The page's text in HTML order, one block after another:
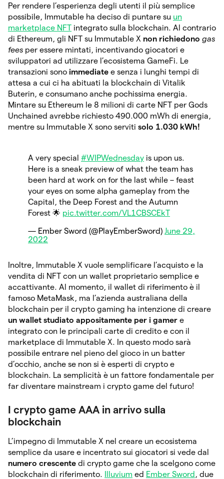
Per rendere l’esperienza degli utenti il più semplice
possibile, Immutable ha deciso di puntare su un
marketplace NFT integrato sulla blockchain. Al contrario
di Ethereum, gli NFT su Immutable X non richiedono gas
fees per essere mintati, incentivando giocatori e
sviluppatori ad utilizzare l’ecosistema GameFi. Le
transazioni sono immediate e senza i lunghi tempi di
attesa a cui ci ha abituati la blockchain di Vitalik
Buterin, e consumano anche pochissima energia.
Mintare su Ethereum le 8 milioni di carte NFT per Gods
Unchained avrebbe richiesto 490.000 mWh di energia,
mentre su Immutable X sono serviti solo 1.030 kWh!
A very special #WIPWednesday is upon us.
Here is a sneak preview of what the team has
been hard at work on for the last while – feast
your eyes on some alpha gameplay from the
Capital, the Deep Forest and the Autumn
Forest 🌟 pic.twitter.com/VL1CBSCEkT
— Ember Sword (@PlayEmberSword) June 29,
2022
Inoltre, Immutable X vuole semplificare l’acquisto e la
vendita di NFT con un wallet proprietario semplice e
accattivante. Al momento, il wallet di riferimento è il
famoso MetaMask, ma l’azienda australiana della
blockchain per il crypto gaming ha intenzione di creare
un wallet studiato appositamente per i gamer e
integrato con le principali carte di credito e con il
marketplace di Immutable X. In questo modo sarà
possibile entrare nel pieno del gioco in un batter
d’occhio, anche se non si è esperti di crypto e
blockchain. La semplicità è un fattore fondamentale per
far diventare mainstream i crypto game del futuro!
I crypto game AAA in arrivo sulla
blockchain
L’impegno di Immutable X nel creare un ecosistema
semplice da usare e incentrato sui giocatori si vede dal
numero crescente di crypto game che la scelgono come
blockchain di riferimento.
Illuvium ed Ember Sword , due